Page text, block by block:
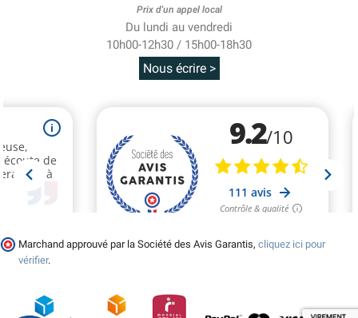
Prix d'un appel local
Du lundi au vendredi
10h00-12h30 / 15h00-18h30
Nous écrire >
Marchand approuvé par la Société des Avis Garantis, cliquez ici pour
vérifier.